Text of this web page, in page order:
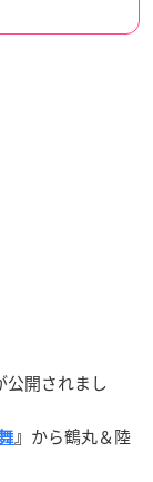
公開されまし
』 から鶴丸＆陸